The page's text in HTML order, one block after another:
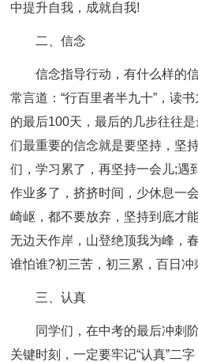
中提升自我，成就自我!
二、信念
信念指导行动，有什么样的
常言道：“行百里者半九十”，读
的最后100天，最后的几步往往
们最重要的信念就是要坚持，坚
们，学习累了，再坚持一会儿;遇
作业多了，挤挤时间，少休息一
崎岖，都不要放弃，坚持到底才
无边天作岸，山登绝顶我为峰，
谁怕谁?初三苦，初三累，百日冲
三、认真
同学们，在中考的最后冲刺
关键时刻，一定要牢记“认真”二